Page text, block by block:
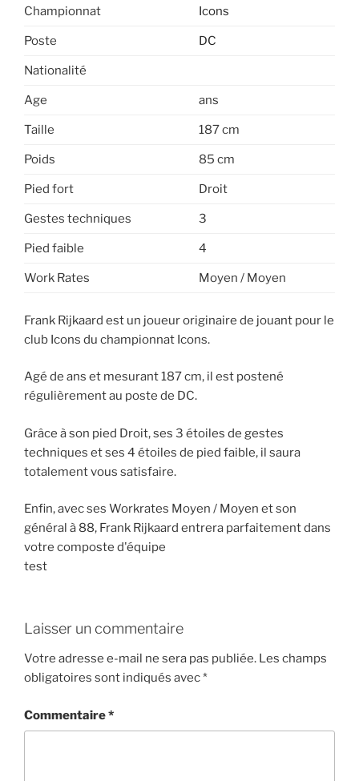
Championnat Icons
Poste DC
Nationalité
Age ans
Taille 187 cm
Poids 85 cm
Pied fort Droit
Gestes techniques 3
Pied faible 4
Work Rates Moyen / Moyen
Frank Rijkaard est un joueur originaire de jouant pour le
club Icons du championnat Icons.
Agé de ans et mesurant 187 cm, il est postené
régulièrement au poste de DC.
Grâce à son pied Droit, ses 3 étoiles de gestes
techniques et ses 4 étoiles de pied faible, il saura
totalement vous satisfaire.
Enfin, avec ses Workrates Moyen / Moyen et son
général à 88, Frank Rijkaard entrera parfaitement dans
votre composte d'équipe
test
Laisser un commentaire
Votre adresse e-mail ne sera pas publiée. Les champs
obligatoires sont indiqués avec*
Commentaire*